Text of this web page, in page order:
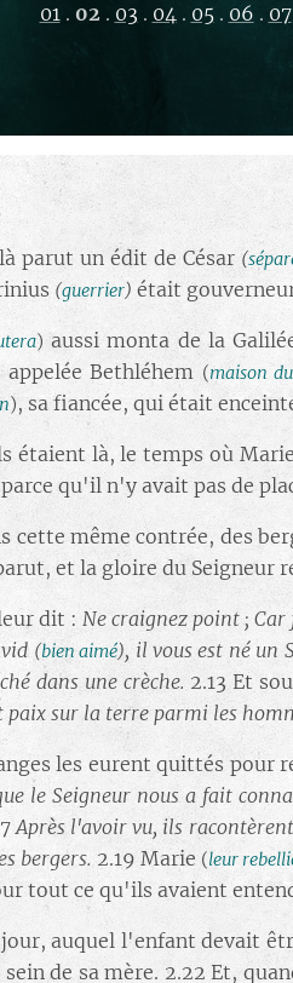
01. 02 . 03 . 04. 05. 06 . 07
parut un édit de César (
(guerrier) était
) aussi monta de la
appelée Bethléhem (maison
), sa fiancée, qui était
étaient là, le temps où Marie
qu'il n'y avait pas de
cette même contrée, des
et la gloire du
dit : Ne craignez point ;
(bien aimé), il vous est né un
dans une crèche. 2.13 Et
paix sur la terre parmi les
les eurent quittés
le Seigneur nous a fait
Après l'avoir vu, ils
bergers. 2.19 Marie (leur
tout ce qu'ils avaient
auquel l'enfant devait
de sa mère. 2.22 Et,